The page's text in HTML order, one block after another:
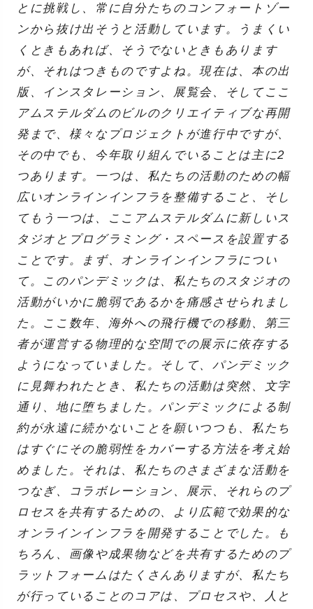
とに挑戦し、常に自分たちのコンフォートゾー
ンから抜け出そうと活動しています。うまくい
くときもあれば、そうでないときもあります
が、それはつきものですよね。現在は、本の出
版、インスタレーション、展覧会、そしてここ
アムステルダムのビルのクリエイティブな再開
発まで、様々なプロジェクトが進行中ですが、
その中でも、今年取り組んでいることは主に2
つあります。一つは、私たちの活動のための幅
広いオンラインインフラを整備すること、そし
てもう一つは、ここアムステルダムに新しいス
タジオとプログラミング・スペースを設置する
ことです。まず、オンラインインフラについ
て。このパンデミックは、私たちのスタジオの
活動がいかに脆弱であるかを痛感させられまし
た。ここ数年、海外への飛行機での移動、第三
者が運営する物理的な空間での展示に依存する
ようになっていました。そして、パンデミック
に見舞われたとき、私たちの活動は突然、文字
通り、地に堕ちました。パンデミックによる制
約が永遠に続かないことを願いつつも、私たち
はすぐにその脆弱性をカバーする方法を考え始
めました。それは、私たちのさまざまな活動を
つなぎ、コラボレーション、展示、それらのプ
ロセスを共有するための、より広範で効果的な
オンラインインフラを開発することでした。も
ちろん、画像や成果物などを共有するためのプ
ラットフォームはたくさんありますが、私たち
が行っていることのコアは、プロセスや、人と